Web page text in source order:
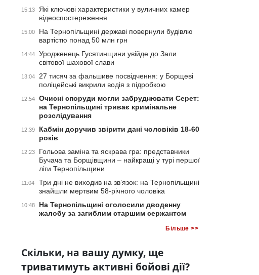
15:13
Які ключові характеристики у вуличних камер
відеоспостереження
15:00
На Тернопільщині державі повернули будівлю
вартістю понад 50 млн грн
14:44
Уродженець Гусятинщини увійде до Зали
світової шахової слави
13:04
27 тисяч за фальшиве посвідчення: у Борщеві
поліцейські викрили водія з підробкою
12:54
Очисні споруди могли забруднювати Серет:
на Тернопільщині триває кримінальне
розслідування
12:39
Кабмін доручив звірити дані чоловіків 18-60
років
12:23
Гольова заміна та яскрава гра: представники
Бучача та Борщівщини – найкращі у турі першої
ліги Тернопільщини
11:04
Три дні не виходив на зв’язок: на Тернопільщині
знайшли мертвим 58-річного чоловіка
10:48
На Тернопільщині оголосили дводенну
жалобу за загиблим старшим сержантом
Більше >>
Скільки, на вашу думку, ще
триватимуть активні бойові дії?